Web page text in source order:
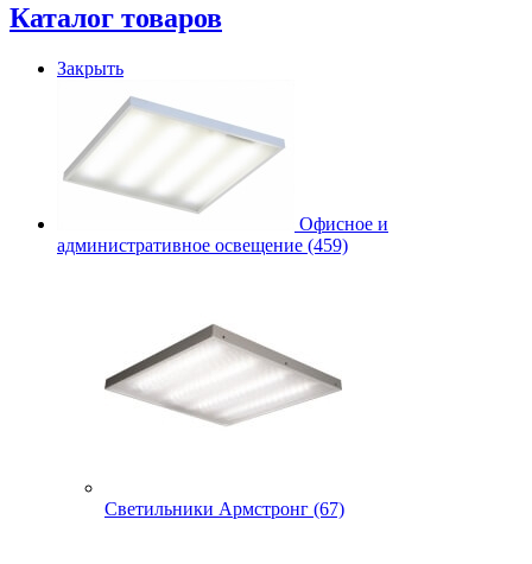
Каталог товаров
Закрыть
Офисное и
административное освещение (459)
Светильники Армстронг (67)